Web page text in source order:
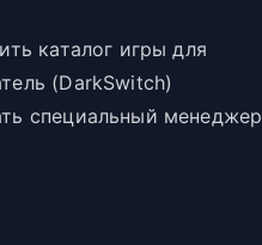
каталог игры для
(DarkSwitch)
специальный менеджер